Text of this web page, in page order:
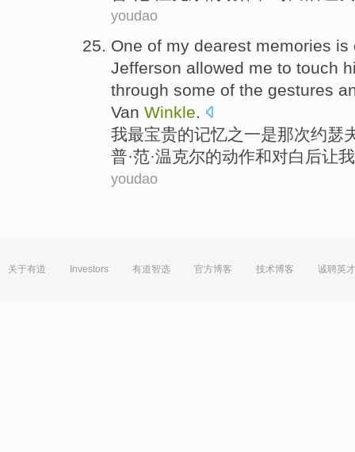
youdao
One of my dearest memories is
Jefferson allowed me to touch
through some of the gestures
Van Winkle.
我最宝贵的记忆之一是那次约瑟
普·范·温克尔的动作和对白后让我
youdao
关于有道 Investors 有道智选 官方博客 技术博客 诚聘英才